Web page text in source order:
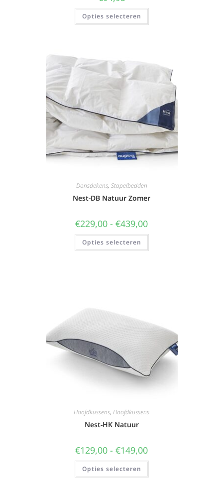
Opties selecteren
Donsdekens, Stapelbedden
Nest-DB Natuur Zomer
€229,00 - €439,00
Opties selecteren
Hoofdkussens, Hoofdkussens
Nest-HK Natuur
€129,00 - €149,00
Opties selecteren